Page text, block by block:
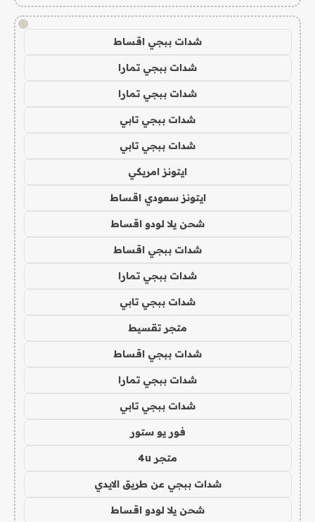
!
شدات ببجي اقساط
شدات ببجي تمارا
شدات ببجي تمارا
شدات ببجي تابي
شدات ببجي تابي
ايتونز امريكي
ايتونز سعودي اقساط
شحن يلا لودو اقساط
شدات ببجي اقساط
شدات ببجي تمارا
شدات ببجي تابي
متجر تقسيط
شدات ببجي اقساط
شدات ببجي تمارا
شدات ببجي تابي
فور يو ستور
متجر 4u
شدات ببجي عن طريق الايدي
شحن يلا لودو اقساط